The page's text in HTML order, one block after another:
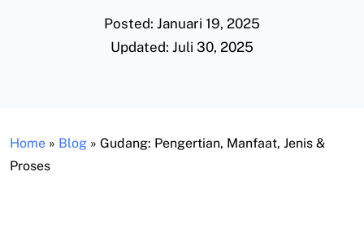
Posted: Januari 19, 2025
Updated: Juli 30, 2025
Home » Blog » Gudang: Pengertian, Manfaat, Jenis &
Proses